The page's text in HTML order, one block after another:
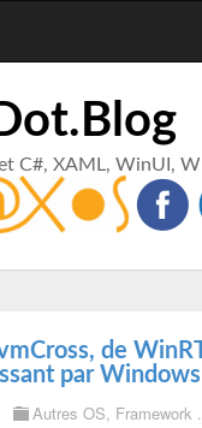
C#, XAML, WinUI,
de
par
Autres OS, Framework